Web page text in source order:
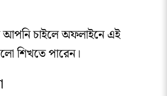
আপনি চাইলে অফলাইনে এই
শিখতে পারেন।